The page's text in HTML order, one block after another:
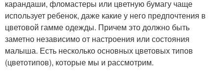
карандаши, фломастеры или цветную бумагу чаще
использует ребенок, даже какие у него предпочтения в
цветовой гамме одежды. Причем это должно быть
заметно независимо от настроения или состояния
малыша. Есть несколько основных цветовых типов
(цветотипов), которые мы и рассмотрим.